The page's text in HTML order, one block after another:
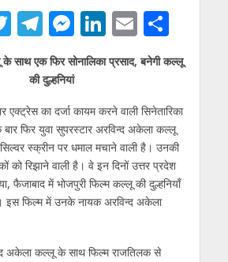
T
w
itt
er
T
el
e
gr
a
m
M
e
ss
n
g
er
Li
n
k
e
dI
n
E
m
ai
l
S
ar
e
साथ एक फिर सोनालिका प्रसाद, बनेगी कल्लू
की दुल्हनियां
का दर्जा कायम करने वाली सिनेतारिका
बार फिर युवा सुपरस्टार अरविन्द अकेला कल्लू
स्क्रीन पर धमाल मचाने वाली है। उनकी
को रिझाने वाली है। वे इन दिनों उत्तर प्रदेश
फैजाबाद में भोजपुरी फिल्म कल्लू की दुल्हनियाँ
इस फिल्म में उनके नायक अरविन्द अकेला
अकेला कल्लू के साथ फिल्म राजतिलक से